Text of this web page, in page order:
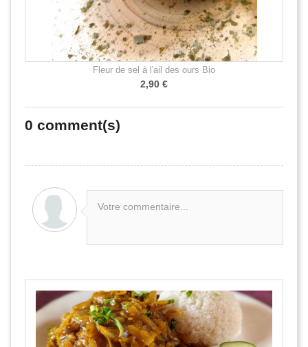
Fleur de sel à l'ail des ours Bio
2,90 €
0 comment(s)
Votre commentaire...